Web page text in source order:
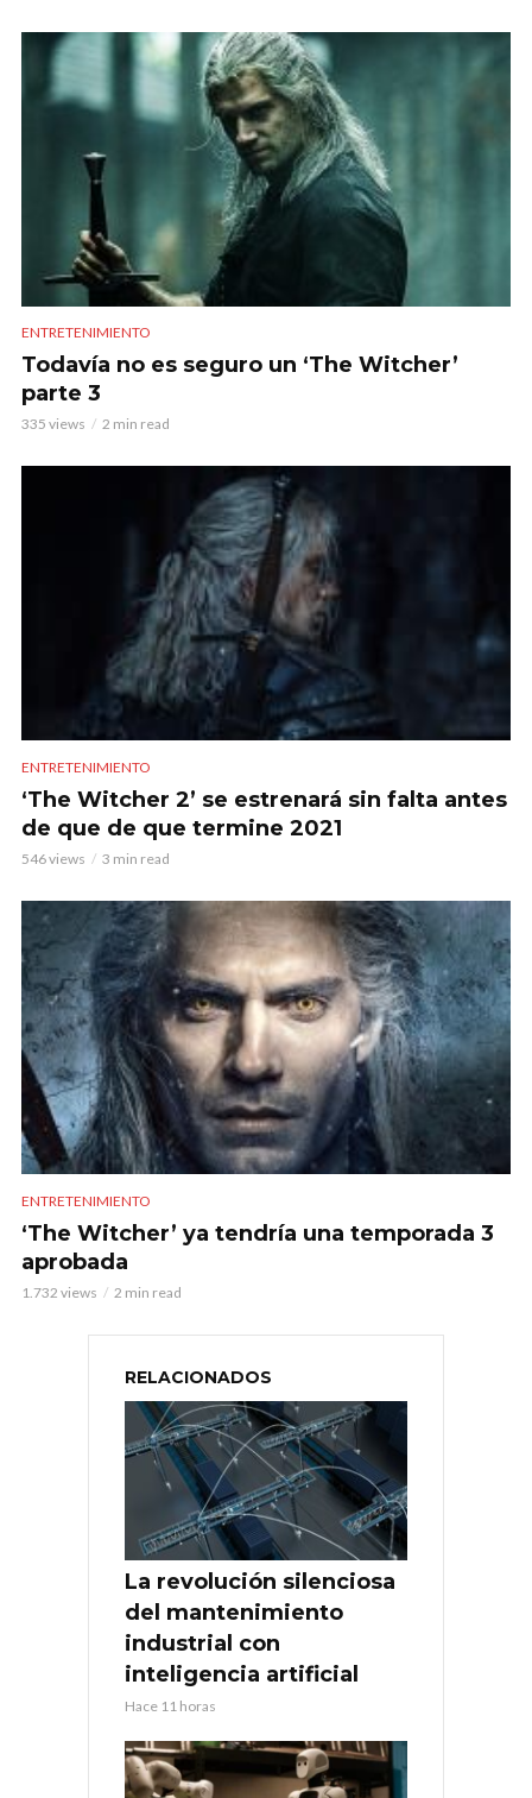
ENTRETENIMIENTO
Todavía no es seguro un ‘The Witcher’
parte 3
335 views 2 min read
ENTRETENIMIENTO
‘The Witcher 2’ se estrenará sin falta antes
de que de que termine 2021
546 views 3 min read
ENTRETENIMIENTO
‘The Witcher’ ya tendría una temporada 3
aprobada
1.732 views 2 min read
RELACIONADOS
La revolución silenciosa
del mantenimiento
industrial con
inteligencia artificial
Hace 11 horas